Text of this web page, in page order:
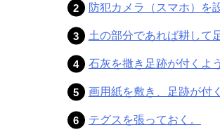
防犯カメラ（スマホ）を
土の部分であれば耕して
石灰を撒き足跡が付くよ
画用紙を敷き、足跡が付
テグスを張っておく。